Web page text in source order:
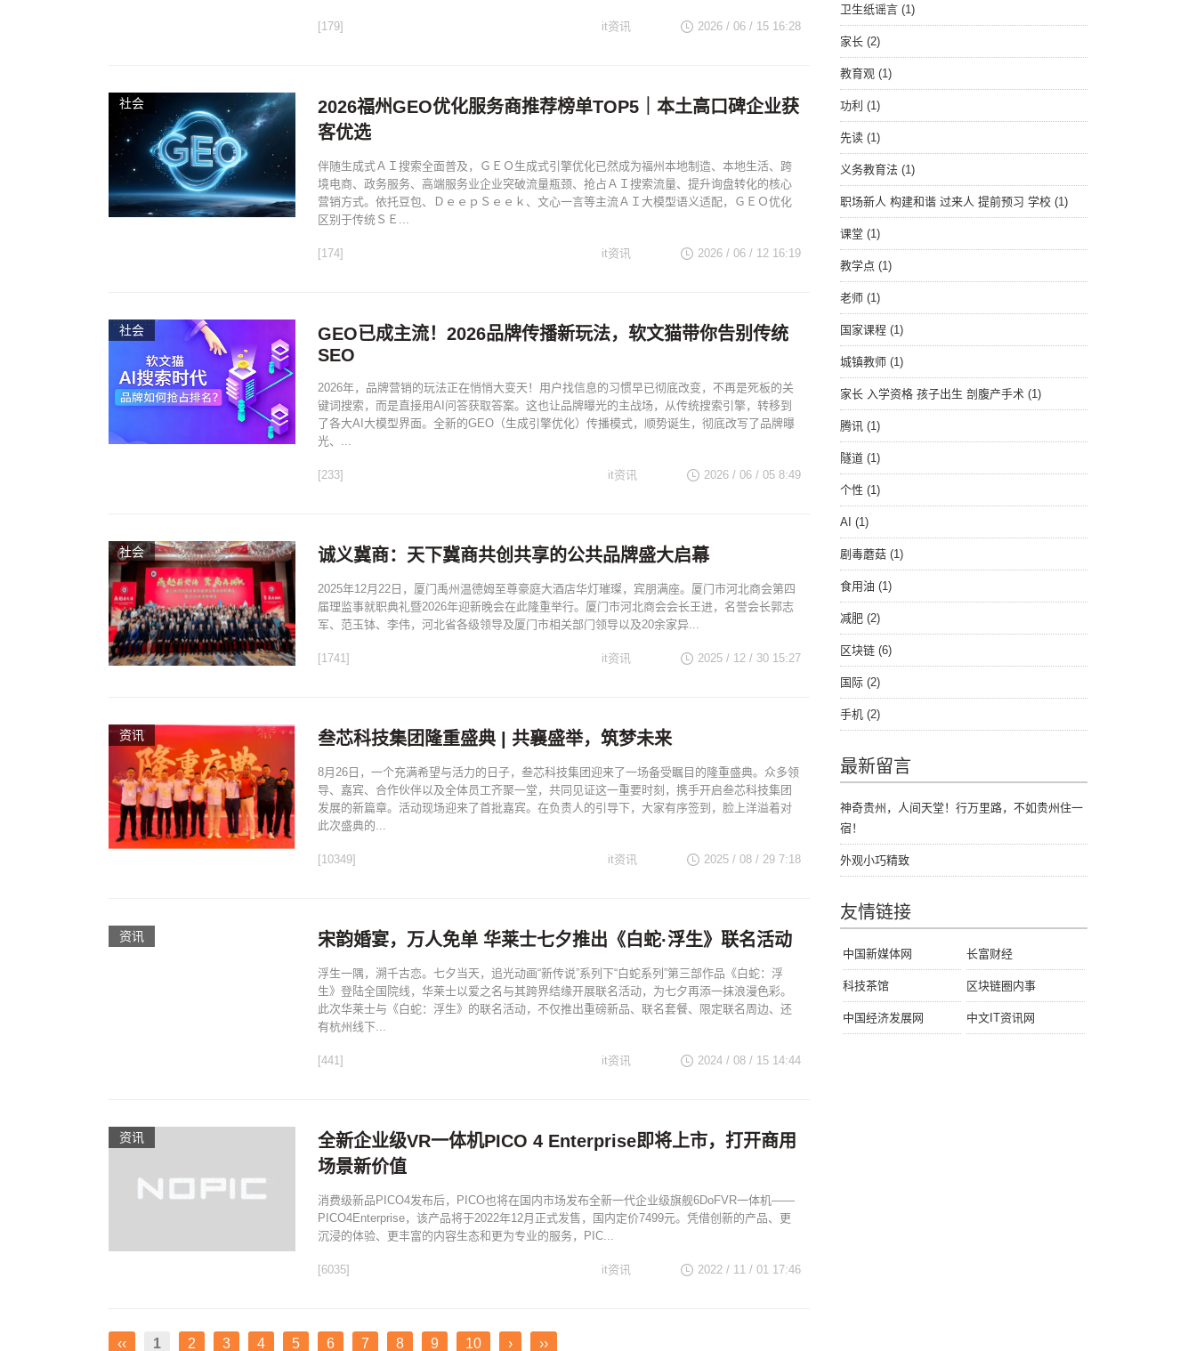
[179] 2026 / 06 / 15 16:28
it资讯
社会
2026福州GEO优化服务商推荐榜单TOP5｜本土高口碑企业获
客优选
伴随生成式ＡＩ搜索全面普及，ＧＥＯ生成式引擎优化已然成为福州本地制造、本地生活、跨
境电商、政务服务、高端服务业企业突破流量瓶颈、抢占ＡＩ搜索流量、提升询盘转化的核心
营销方式。依托豆包、ＤｅｅｐＳｅｅｋ、文心一言等主流ＡＩ大模型语义适配，ＧＥＯ优化
区别于传统ＳＥ...
[174] 2026 / 06 / 12 16:19
it资讯
社会
GEO已成主流！2026品牌传播新玩法，软文猫带你告别传统
SEO
2026年，品牌营销的玩法正在悄悄大变天！用户找信息的习惯早已彻底改变，不再是死板的关
键词搜索，而是直接用AI问答获取答案。这也让品牌曝光的主战场，从传统搜索引擎，转移到
了各大AI大模型界面。全新的GEO（生成引擎优化）传播模式，顺势诞生，彻底改写了品牌曝
光、...
[233] 2026 / 06 / 05 8:49
it资讯
社会 诚义冀商：天下冀商共创共享的公共品牌盛大启幕
2025年12月22日，厦门禹州温德姆至尊豪庭大酒店华灯璀璨，宾朋满座。厦门市河北商会第四
届理监事就职典礼暨2026年迎新晚会在此隆重举行。厦门市河北商会会长王进，名誉会长郭志
军、范玉钵、李伟，河北省各级领导及厦门市相关部门领导以及20余家异...
[1741] 2025 / 12 / 30 15:27
it资讯
资讯 叁芯科技集团隆重盛典 | 共襄盛举，筑梦未来
8月26日，一个充满希望与活力的日子，叁芯科技集团迎来了一场备受瞩目的隆重盛典。众多领
导、嘉宾、合作伙伴以及全体员工齐聚一堂，共同见证这一重要时刻，携手开启叁芯科技集团
发展的新篇章。活动现场迎来了首批嘉宾。在负责人的引导下，大家有序签到，脸上洋溢着对
此次盛典的...
[10349] 2025 / 08 / 29 7:18
it资讯
资讯 宋韵婚宴，万人免单 华莱士七夕推出《白蛇·浮生》联名活动
浮生一隅，溯千古恋。七夕当天，追光动画“新传说”系列下“白蛇系列”第三部作品《白蛇：浮
生》登陆全国院线，华莱士以爱之名与其跨界结缘开展联名活动，为七夕再添一抹浪漫色彩。
此次华莱士与《白蛇：浮生》的联名活动，不仅推出重磅新品、联名套餐、限定联名周边、还
有杭州线下...
[441] 2024 / 08 / 15 14:44
it资讯
资讯
全新企业级VR一体机PICO 4 Enterprise即将上市，打开商用
场景新价值
消费级新品PICO4发布后，PICO也将在国内市场发布全新一代企业级旗舰6DoFVR一体机——
PICO4Enterprise，该产品将于2022年12月正式发售，国内定价7499元。凭借创新的产品、更
沉浸的体验、更丰富的内容生态和更为专业的服务，PIC...
[6035] 2022 / 11 / 01 17:46
it资讯
‹‹ 1 2 3 4 5 6 7 8 9 10 › ››
卫生纸谣言 (1)
家长 (2)
教育观 (1)
功利 (1)
先读 (1)
义务教育法 (1)
职场新人 构建和谐 过来人 提前预习 学校 (1)
课堂 (1)
教学点 (1)
老师 (1)
国家课程 (1)
城镇教师 (1)
家长 入学资格 孩子出生 剖腹产手术 (1)
腾讯 (1)
隧道 (1)
个性 (1)
AI (1)
剧毒蘑菇 (1)
食用油 (1)
减肥 (2)
区块链 (6)
国际 (2)
手机 (2)
最新留言
神奇贵州，人间天堂！行万里路，不如贵州住一
宿！
外观小巧精致
友情链接
中国新媒体网 长富财经
科技茶馆 区块链圈内事
中国经济发展网 中文IT资讯网